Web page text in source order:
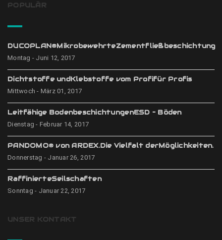
POPULÄR
DUCOPLAN®MikrobewehrteZementfließbeschichtung
Montag - Juni 12, 2017
Dichtstoffe undKlebstoffe vom Profifür Profis
Mittwoch - März 01, 2017
Leitfähige BodenbeschichtungenESD – Böden
Dienstag - Februar 14, 2017
PANDOMO® von ARDEX.Die Vielfalt derMöglichkeiten.
Donnerstag - Januar 26, 2017
RaffinierteSeilschaften
Sonntag - Januar 22, 2017
UNSER KONTAKT